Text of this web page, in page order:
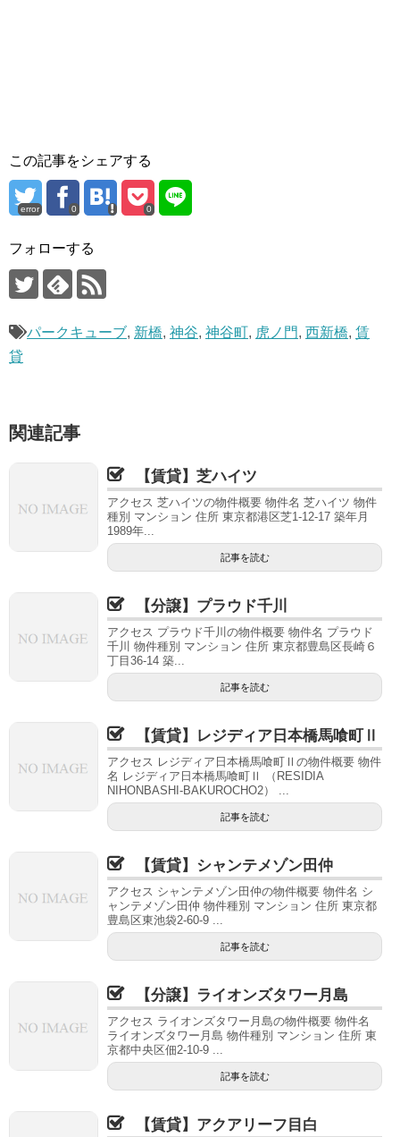
この記事をシェアする
error 0 0
フォローする
パークキューブ, 新橋, 神谷, 神谷町, 虎ノ門, 西新橋, 賃
貸
関連記事
【賃貸】芝ハイツ
アクセス 芝ハイツの物件概要 物件名 芝ハイツ 物件
種別 マンション 住所 東京都港区芝1-12-17 築年月
1989年...
記事を読む
【分譲】プラウド千川
アクセス プラウド千川の物件概要 物件名 プラウド
千川 物件種別 マンション 住所 東京都豊島区長崎６
丁目36-14 築...
記事を読む
【賃貸】レジディア日本橋馬喰町Ⅱ
アクセス レジディア日本橋馬喰町Ⅱの物件概要 物件
名 レジディア日本橋馬喰町Ⅱ （RESIDIA
NIHONBASHI-BAKUROCHO2） ...
記事を読む
【賃貸】シャンテメゾン田仲
アクセス シャンテメゾン田仲の物件概要 物件名 シ
ャンテメゾン田仲 物件種別 マンション 住所 東京都
豊島区東池袋2-60-9 ...
記事を読む
【分譲】ライオンズタワー月島
アクセス ライオンズタワー月島の物件概要 物件名
ライオンズタワー月島 物件種別 マンション 住所 東
京都中央区佃2-10-9 ...
記事を読む
【賃貸】アクアリーフ目白